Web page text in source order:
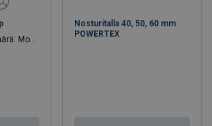
Nosturitalla 40, 50, 60 mm
POWERTEX